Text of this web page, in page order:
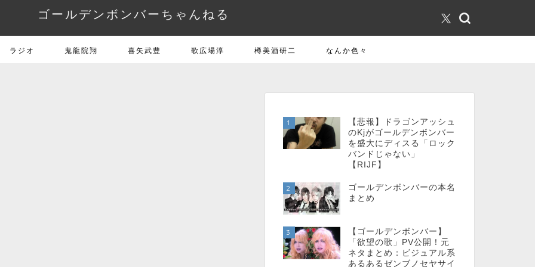
ゴールデンボンバーちゃんねる
ラジオ 鬼龍院翔 喜矢武豊 歌広場淳 樽美酒研二 なんか色々
1
【悲報】ドラゴンアッシュ
のKjがゴールデンボンバー
を盛大にディスる「ロック
バンドじゃない」
【RIJF】
2
ゴールデンボンバーの本名
まとめ
3
【ゴールデンボンバー】
「欲望の歌」PV公開！元
ネタまとめ：ビジュアル系
あるあるゼンブノセヤサイ